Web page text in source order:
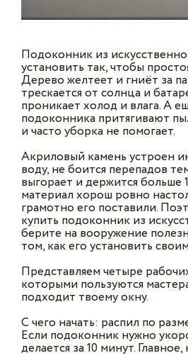
Подоконник из
установить так, чтобы
Дерево желтеет и гниёт за
трескается от солнца и
проникает холод и влага. А
подоконника притягивают
и часто уборка не помогает.
Акриловый камень устроен
воду, не боится перепадов
выгорает и держится больше
материал хорош ровно
грамотно его поставили.
купить подоконник из
берите на вооружение
том, как его установить
Представляем четыре
которыми пользуются
подходит твоему окну.
С чего начать: распил по
Если подоконник нужно
делается за 10 минут.